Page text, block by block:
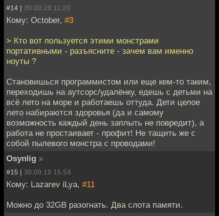
#14 | 30.09.19 11:20
Кому: October, #3
> Кто вот пользуется этими монстрами
портативными - разъясните - зачем вам именно
ноуты ?
Становишься программистом или еще кем-то таким,
переходишь на аутсорс/удалёнку, едешь с детьми на
всё лето на море и работаешь оттуда. Дети целое
лето набираются здоровья (да и самому
возможность каждый день заплыть не повредит), а
работа не простаивает - профит! Не тащить же с
собой пылевого монстра с проводами!
Osynlig »
#15 | 30.09.19 15:54
Кому: Lazarev iLya, #11
Можно до 32GB разогнать. Два слота памяти.